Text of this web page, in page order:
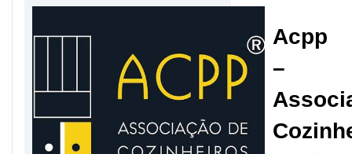
Acpp
–